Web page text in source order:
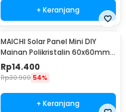
+ Keranjang
MAICHI Solar Panel Mini DIY
Mainan Polikristalin 60x60mm
3V 100mA - SPM01
Rp14.400
Rp30.900 54%
+ Keranjang